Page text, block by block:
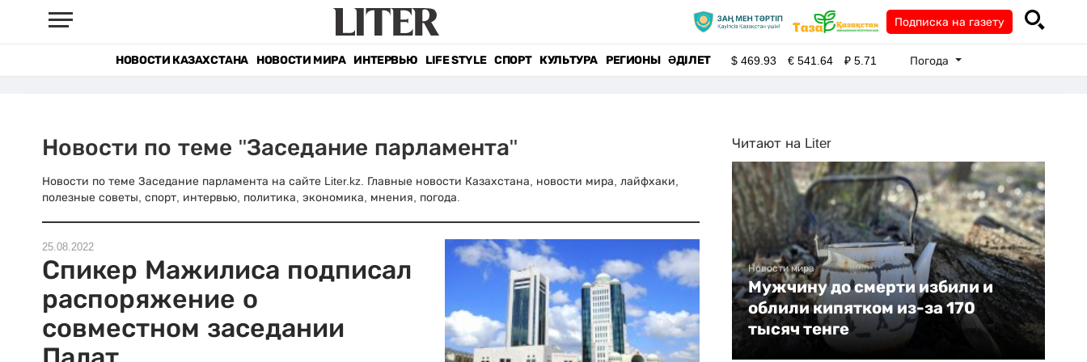
Подписка на газету
НОВОСТИ КАЗАХСТАНА НОВОСТИ МИРА ИНТЕРВЬЮ LIFE STYLE СПОРТ КУЛЬТУРА РЕГИОНЫ ӘДІЛЕТ $469.93 €541.64 ₽5.71 Погода
Новости по теме "Заседание парламента"
Новости по теме Заседание парламента на сайте Liter.kz. Главные новости Казахстана, новости мира, лайфхаки,
полезные советы, спорт, интервью, политика, экономика, мнения, погода.
25.08.2022
Спикер Мажилиса подписал
распоряжение о
совместном заседании
Читают на Liter
Новости мира
Мужчину до смерти избили и
облили кипятком из-за 170
тысяч тенге